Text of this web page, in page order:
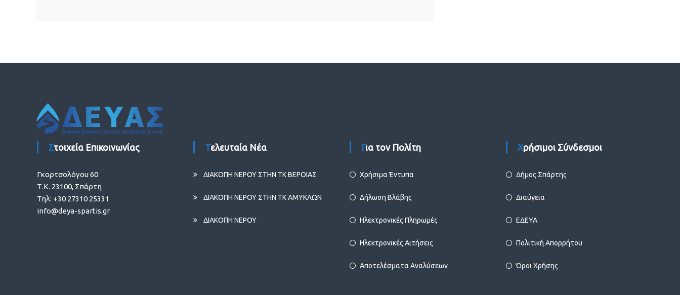
Στοιχεία Επικοινωνίας
Γκορτσολόγου 60
Τ.Κ. 23100, Σπάρτη
Τηλ: +30 27310 25331
info@deya-spartis.gr
Τελευταία Νέα
ΔΙΑΚΟΠΗ ΝΕΡΟΥ ΣΤΗΝ ΤΚ ΒΕΡΟΙΑΣ
ΔΙΑΚΟΠΗ ΝΕΡΟΥ ΣΤΗΝ ΤΚ ΑΜΥΚΛΩΝ
ΔΙΑΚΟΠΗ ΝΕΡΟΥ
Για τον Πολίτη
Χρήσιμα Έντυπα
Δήλωση Βλάβης
Ηλεκτρονικές Πληρωμές
Ηλεκτρονικές Αιτήσεις
Αποτελέσματα Αναλύσεων
Χρήσιμοι Σύνδεσμοι
Δήμος Σπάρτης
Διαύγεια
ΕΔΕΥΑ
Πολιτική Απορρήτου
Όροι Χρήσης